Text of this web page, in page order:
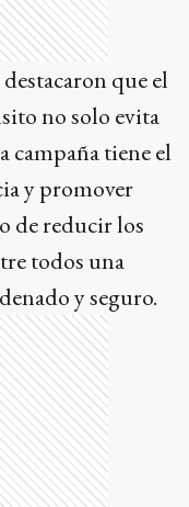
que el
no solo evita
campaña tiene el
y promover
de reducir los
todos una
y seguro.